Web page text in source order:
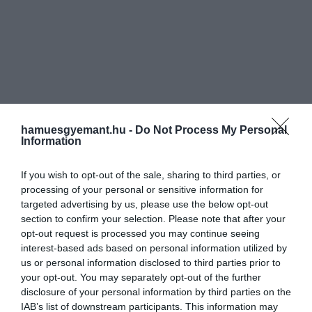
hamuesgyemant.hu - Do Not Process My Personal
Information
If you wish to opt-out of the sale, sharing to third parties, or
processing of your personal or sensitive information for
targeted advertising by us, please use the below opt-out
section to confirm your selection. Please note that after your
opt-out request is processed you may continue seeing
interest-based ads based on personal information utilized by
us or personal information disclosed to third parties prior to
your opt-out. You may separately opt-out of the further
disclosure of your personal information by third parties on the
IAB’s list of downstream participants. This information may